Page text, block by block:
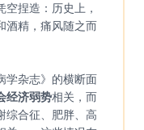
捏造：历史上，
酒精，痛风随之而
学杂志》的横断面
经济弱势相关，而
综合征、肥胖、高